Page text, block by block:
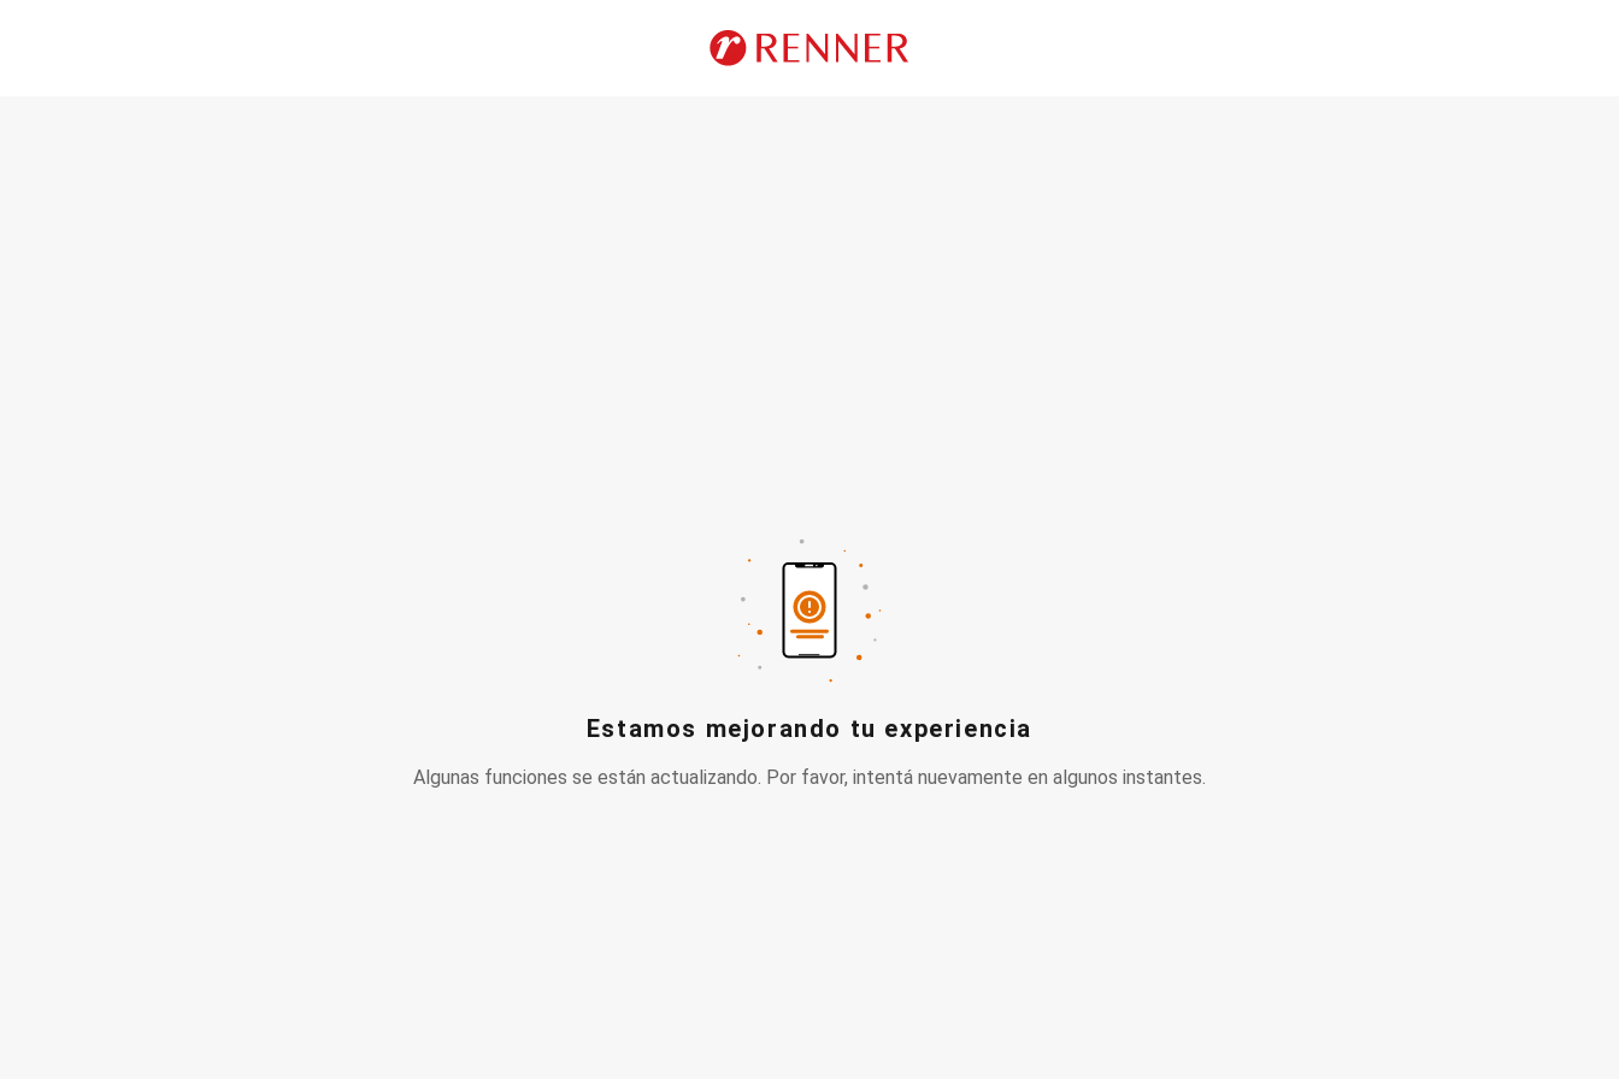
Estamos mejorando tu experiencia
Algunas funciones se están actualizando. Por favor, intentá nuevamente en algunos instantes.